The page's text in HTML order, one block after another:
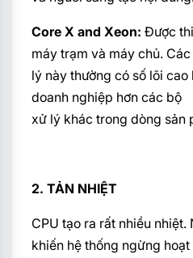
Core X and Xeon: Được
máy trạm và máy chủ.
lý này thường có số lõi
doanh nghiệp hơn các bộ
xử lý khác trong dòng sản
2. TẢN NHIỆT
CPU tạo ra rất nhiều
khiến hệ thống ngừng hoạt